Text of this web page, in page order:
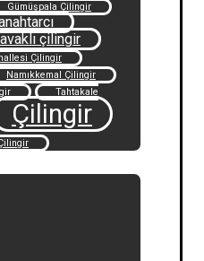
Gümüşpala Çilingir
çilingir
Çilingir
Namıkkemal Çilingir
Tahtakale
Çilingir